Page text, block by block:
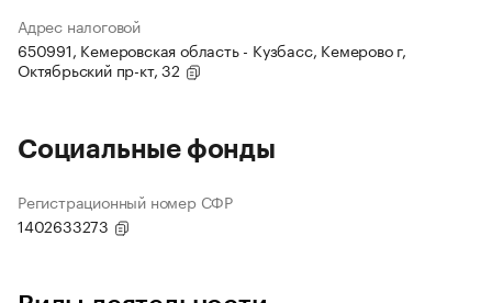
Адрес налоговой
650991, Кемеровская область - Кузбасс, Кемерово г,
Октябрьский пр-кт, 32
Социальные фонды
Регистрационный номер СФР
1402633273